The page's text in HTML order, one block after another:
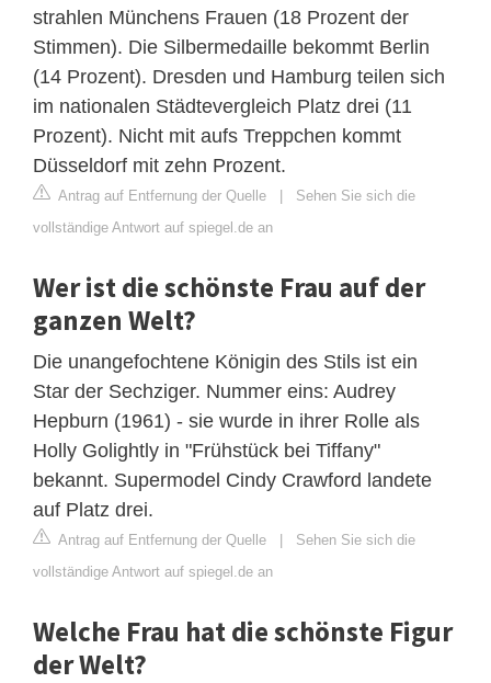
strahlen Münchens Frauen (18 Prozent der
Stimmen). Die Silbermedaille bekommt Berlin
(14 Prozent). Dresden und Hamburg teilen sich
im nationalen Städtevergleich Platz drei (11
Prozent). Nicht mit aufs Treppchen kommt
Düsseldorf mit zehn Prozent.
Antrag auf Entfernung der Quelle | Sehen Sie sich die
vollständige Antwort auf spiegel.de an
Wer ist die schönste Frau auf der
ganzen Welt?
Die unangefochtene Königin des Stils ist ein
Star der Sechziger. Nummer eins: Audrey
Hepburn (1961) - sie wurde in ihrer Rolle als
Holly Golightly in "Frühstück bei Tiffany"
bekannt. Supermodel Cindy Crawford landete
auf Platz drei.
Antrag auf Entfernung der Quelle | Sehen Sie sich die
vollständige Antwort auf spiegel.de an
Welche Frau hat die schönste Figur
der Welt?